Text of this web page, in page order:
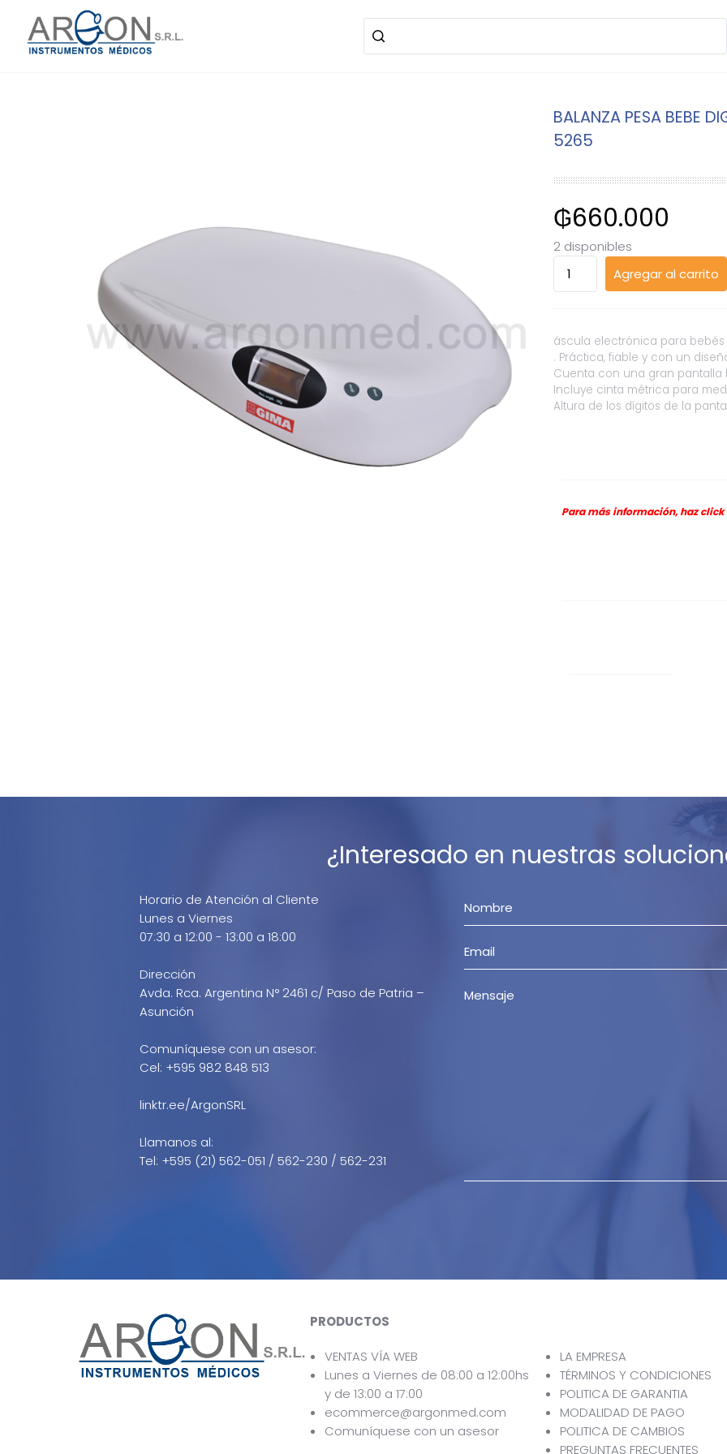
BALANZA PESA BEBE
5265
₲660.000
2 disponibles
PESA
HASTA
20
KG.
PORTATIL.
ARG
Agregar al carrito
áscula electrónica para bebés
. Práctica, fiable y con un
Cuenta con una gran pantalla
Incluye cinta métrica para
Altura de los dígitos de la
Para más información, haz click
¿Interesado en nuestras
Horario de Atención al Cliente
Lunes a Viernes
07:30 a 12:00 - 13:00 a 18:00
Dirección
Avda. Rca. Argentina N° 2461 c/ Paso de Patria –
Asunción
Comuníquese con un asesor:
Cel: +595 982 848 513
linktr.ee/ArgonSRL
Llamanos al:
Tel: +595 (21) 562-051 / 562-230 / 562-231
PRODUCTOS
VENTAS VÍA WEB
Lunes a Viernes de 08:00 a 12:00hs
y de 13:00 a 17:00
ecommerce@argonmed.com
Comuníquese con un asesor
LA EMPRESA
TÉRMINOS Y CONDICIONES
POLITICA DE GARANTIA
MODALIDAD DE PAGO
POLITICA DE CAMBIOS
PREGUNTAS FRECUENTES